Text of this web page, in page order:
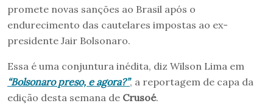
promete novas sanções ao Brasil após o
endurecimento das cautelares impostas ao ex-
presidente Jair Bolsonaro.
Essa é uma conjuntura inédita, diz Wilson Lima em
“Bolsonaro preso, e agora?”, a reportagem de capa da
edição desta semana de Crusoé.